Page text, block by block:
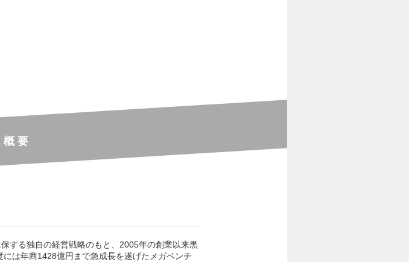
要
する独自の経営戦略のもと、2005年の創業以来黒
は年商1428億円まで急成長を遂げたメガベンチ